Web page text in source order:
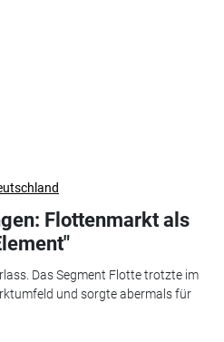
Flottenmarkt als
Das Segment Flotte trotzte im
und sorgte abermals für